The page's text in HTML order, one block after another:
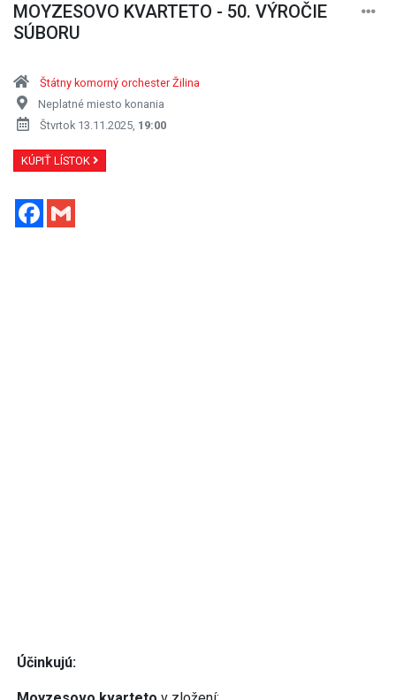
MOYZESOVO KVARTETO - 50. VÝROČIE
SÚBORU
Štátny komorný orchester Žilina
Neplatné miesto konania
Štvrtok 13.11.2025, 19:00
KÚPIŤ LÍSTOK
Facebook
Účinkujú: